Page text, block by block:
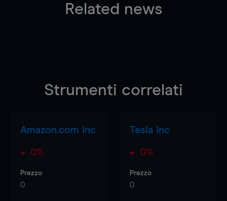
Related news
Strumenti correlati
Amazon.com Inc
0%
Prezzo
0
Tesla Inc
0%
Prezzo
0